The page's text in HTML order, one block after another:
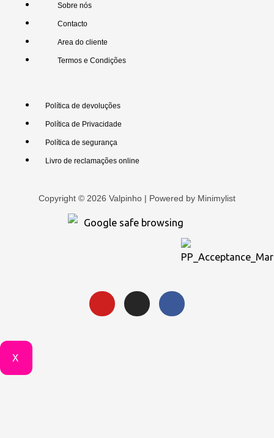
Sobre nós
Contacto
Area do cliente
Termos e Condições
Política de devoluções
Política de Privacidade
Política de segurança
Livro de reclamações online
Copyright © 2026 Valpinho | Powered by Minimylist
X